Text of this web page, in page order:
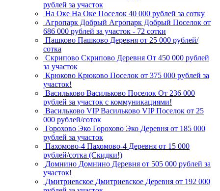
рублей за участок
На Оке На Оке Поселок 40 000 рублей за сотку
Агропарк Добрый Агропарк Добрый Поселок от
686 000 рублей за участок - 72 сотки
Пашково Пашково Деревня от 25 000 рублей/
сотка
Скрипово Скрипово Деревня От 450 000 рублей
за участок
Крюково Крюково Поселок от 375 000 рублей за
участок!
Васильково Васильково Поселок От 236 000
рублей за участок с коммуникациями!
Васильково VIP Васильково VIP Поселок от 25
000 рублей/соток
Горохово Эко Горохово Эко Деревня от 185 000
рублей за участок
Пахомово-4 Пахомово-4 Деревня от 15 000
рублей/сотка (Скидки!)
Домнино Домнино Деревня от 505 000 рублей за
участок!
Дмитриевское Дмитриевское Деревня от 192 000